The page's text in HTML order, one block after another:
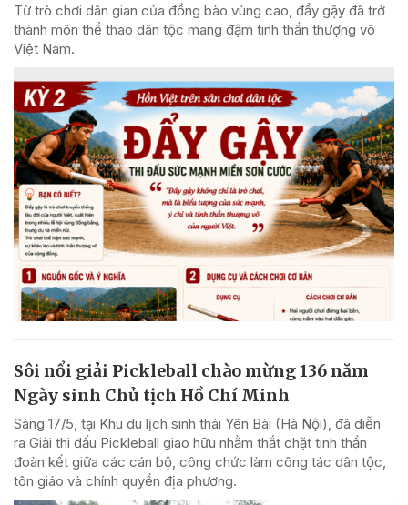
Từ trò chơi dân gian của đồng bào vùng cao, đẩy gậy đã trở
thành môn thể thao dân tộc mang đậm tinh thần thượng võ
Việt Nam.
Sôi nổi giải Pickleball chào mừng 136 năm
Ngày sinh Chủ tịch Hồ Chí Minh
Sáng 17/5, tại Khu du lịch sinh thái Yên Bài (Hà Nội), đã diễn
ra Giải thi đấu Pickleball giao hữu nhằm thắt chặt tinh thần
đoàn kết giữa các cán bộ, công chức làm công tác dân tộc,
tôn giáo và chính quyền địa phương.